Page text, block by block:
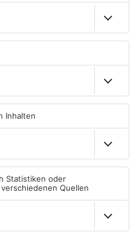
04.08.2026, 07:54 UHR IN KREIS
IHK registriert mehr
Unternehmensgründungen
04.08.2026, 06:41 UHR IN KREIS